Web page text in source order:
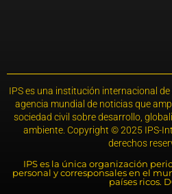
IPS es una institución internacional
agencia mundial de noticias que
sociedad civil sobre desarrollo,
ambiente. Copyright © 2025 IPS-
derechos
IPS es la única organización
personal y corresponsales en el
países ricos.